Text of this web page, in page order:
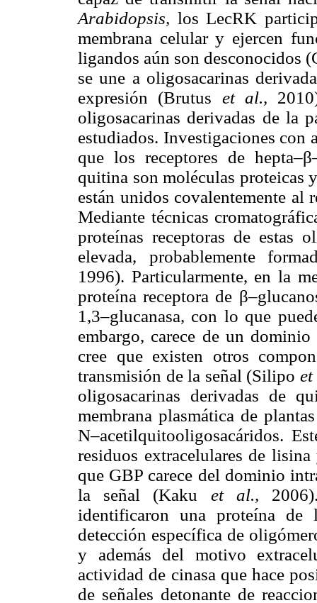
Arabidopsis, los LecRK
membrana celular y ejercen
ligandos aún son desconocidos
se une a oligosacarinas
expresión (Brutus et al.,
oligosacarinas derivadas de la
estudiados. Investigaciones con
que los receptores de
quitina son moléculas proteicas
están unidos covalentemente
Mediante técnicas
proteínas receptoras de estas
elevada, probablemente
1996). Particularmente, en la
proteína receptora de
1,3–glucanasa, con lo que
embargo, carece de un
cree que existen otros
transmisión de la señal (Silipo
oligosacarinas derivadas de
membrana plasmática de
N–acetilquitooligosacáridos.
residuos extracelulares de
que GBP carece del dominio
la señal (Kaku et al.,
identificaron una proteína de
detección específica de
y además del motivo
actividad de cinasa que hace
de señales detonante de